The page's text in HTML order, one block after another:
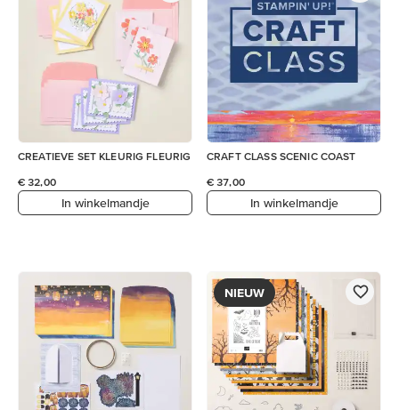
CREATIEVE SET KLEURIG FLEURIG
€ 32,00
In winkelmandje
CRAFT CLASS SCENIC COAST
€ 37,00
In winkelmandje
NIEUW